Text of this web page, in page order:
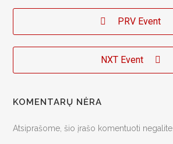
PRV Event
NXT Event
KOMENTARŲ NĖRA
Atsiprašome, šio įrašo komentuoti negalite.